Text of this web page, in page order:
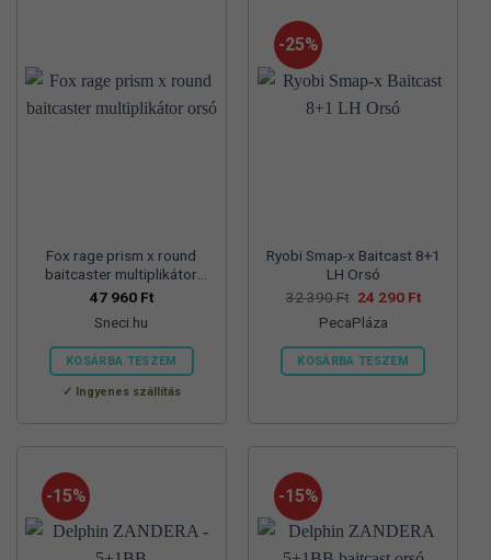
Fox rage prism x round
baitcaster multiplikátor
orsó
47 960 Ft
Sneci.hu
KOSÁRBA TESZEM
Ingyenes szállítás
-25%
Ryobi Smap-x Baitcast 8+1
LH Orsó
32 390Ft Original
was:
390 Ft.
24 290 FtCurrent
290 Ft.
PecaPláza
KOSÁRBA TESZEM
A
változatok
-15% -15%